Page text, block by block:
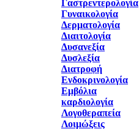
Γαστρεντερολογία
Γυναικολογία
Δερματολογία
Διαιτολογία
Δυσανεξία
Δυσλεξία
Διατροφή
Ενδοκρινολογία
Εμβόλια
καρδιολογία
Λογοθεραπεία
Λοιμώξεις